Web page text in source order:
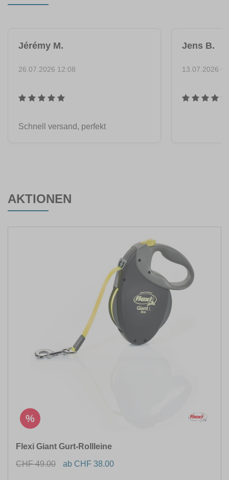
Jérémy M.
26.07.2026 12:08
Schnell versand, perfekt
Jens B.
13.07.2026
AKTIONEN
%
Flexi Giant Gurt-Rollleine
CHF 49.00
ab CHF 38.00